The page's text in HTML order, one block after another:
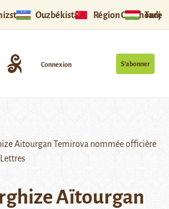
Ouzbékistan Région Ouïghoure
S’abonner
Connexion
Aïtourgan Temirova nommée officière
Aïtourgan